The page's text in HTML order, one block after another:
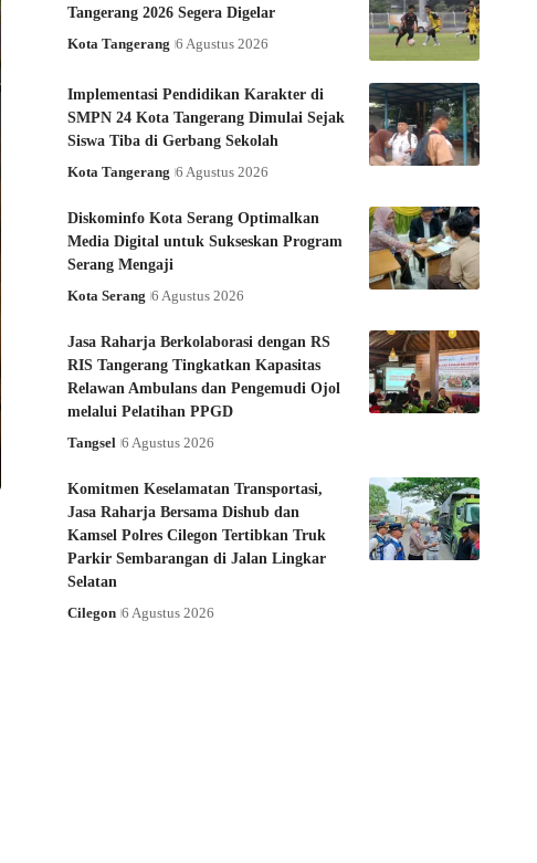
Tangerang 2026 Segera Digelar
Kota Tangerang 6 Agustus 2026
Implementasi Pendidikan Karakter di
SMPN 24 Kota Tangerang Dimulai Sejak
Siswa Tiba di Gerbang Sekolah
Kota Tangerang 6 Agustus 2026
Diskominfo Kota Serang Optimalkan
Media Digital untuk Sukseskan Program
Serang Mengaji
Kota Serang 6 Agustus 2026
Jasa Raharja Berkolaborasi dengan RS
RIS Tangerang Tingkatkan Kapasitas
Relawan Ambulans dan Pengemudi Ojol
melalui Pelatihan PPGD
Tangsel 6 Agustus 2026
Komitmen Keselamatan Transportasi,
Jasa Raharja Bersama Dishub dan
Kamsel Polres Cilegon Tertibkan Truk
Parkir Sembarangan di Jalan Lingkar
Selatan
Cilegon 6 Agustus 2026